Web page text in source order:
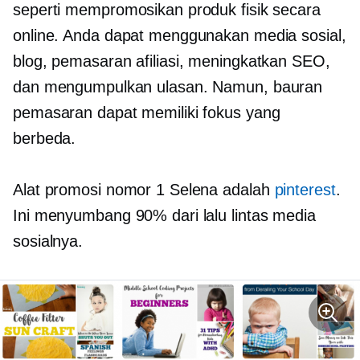
seperti mempromosikan produk fisik secara
online. Anda dapat menggunakan media sosial,
blog, pemasaran afiliasi, meningkatkan SEO,
dan mengumpulkan ulasan. Namun, bauran
pemasaran dapat memiliki fokus yang
berbeda.
Alat promosi nomor 1 Selena adalah pinterest.
Ini menyumbang 90% dari lalu lintas media
sosialnya.